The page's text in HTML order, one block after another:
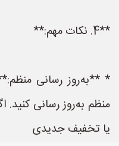
**4. نکات مهم:**
* **به‌روز رسانی
منظم به‌روز رسانی کنید.
یا تخفیف جدیدی